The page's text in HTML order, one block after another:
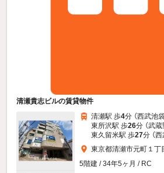
清瀬貴志ビルの賃貸物件
清瀬駅 歩4分 （西武池袋
東所沢駅 歩26分 （武蔵
東久留米駅 歩27分 （
東京都清瀬市元町１丁
5階建 / 34年5ヶ月 / RC